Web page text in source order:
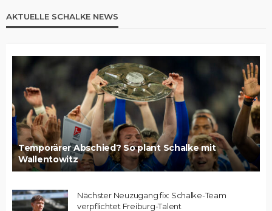
AKTUELLE SCHALKE NEWS
Temporärer Abschied? So plant Schalke mit
Wallentowitz
Nächster Neuzugang fix: Schalke-Team
verpflichtet Freiburg-Talent